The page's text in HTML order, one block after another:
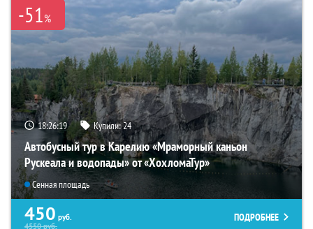
-51%
18:26:18 Купили:24
Автобусный тур в Карелию «Мраморный каньон
Рускеала и водопады» от «ХохломаТур»
Сенная площадь
450 руб.
4550руб.
ПОДРОБНЕЕ